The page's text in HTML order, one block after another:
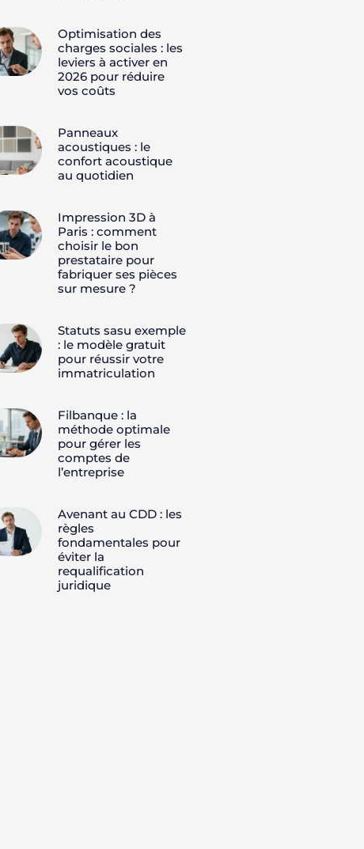
Optimisation des
charges sociales : les
leviers à activer en
2026 pour réduire
vos coûts
Panneaux
acoustiques : le
confort acoustique
au quotidien
Impression 3D à
Paris : comment
choisir le bon
prestataire pour
fabriquer ses pièces
sur mesure ?
Statuts sasu exemple
: le modèle gratuit
pour réussir votre
immatriculation
Filbanque : la
méthode optimale
pour gérer les
comptes de
l’entreprise
Avenant au CDD : les
règles
fondamentales pour
éviter la
requalification
juridique